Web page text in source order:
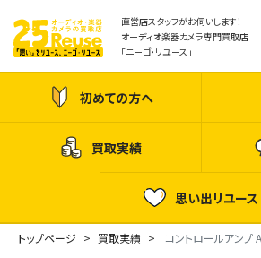
直営店スタッフがお伺いします！
オーディオ楽器カメラ専門買取店
「ニーゴ・リユース」
初めての方へ
買取実績
思い出リユース
トップページ 買取実績 コントロールアンプ